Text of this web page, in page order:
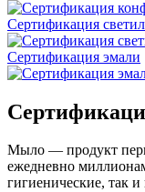
Сертификация
Сертификация эмали
Мыло — продукт
ежедневно
гигиенические, так